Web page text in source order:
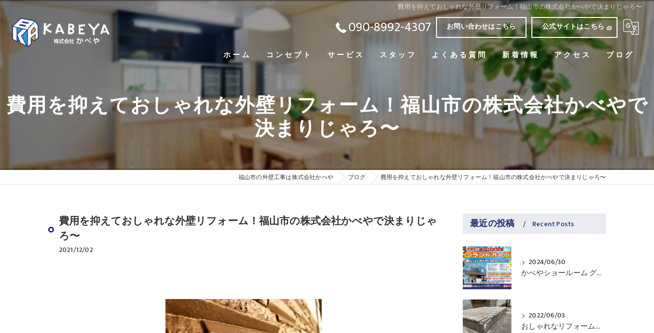
費用を抑えておしゃれな外壁リフォーム！福山市の株式会社かべやで決まりじゃろ〜
090-8992-4307 お問い合わせはこちら 公式サイトはこちら
ホーム コンセプト サービス スタッフ よくある質問 新着情報 アクセス ブログ
費用を抑えておしゃれな外壁リフォーム！福山市の株式会社かべやで
決まりじゃろ〜
福山市の外壁工事は株式会社かべや ブログ 費用を抑えておしゃれな外壁リフォーム！福山市の株式会社かべやで決まりじゃろ〜
費用を抑えておしゃれな外壁リフォーム！福山市の株式会社かべやで決まりじゃ
ろ〜
2021/12/02
最近の投稿 Recent Posts
2024/06/30
かべやショールーム グランドOPEN‼
2022/06/03
おしゃれなリフォーム工事ビフォーアフター！福山市の株式会社かべやにお任せください。